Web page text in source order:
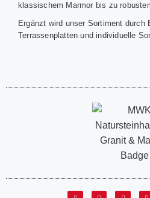
klassischem Marmor bis zu
Ergänzt wird unser Sortiment durch
Terrassenplatten und individuelle